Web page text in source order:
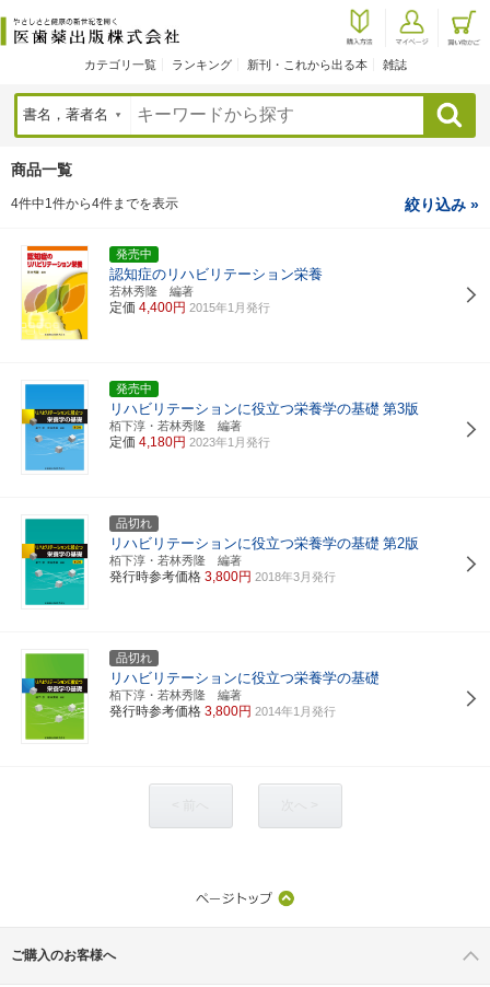
カテゴリ一覧 ランキング 新刊・これから出る本 雑誌
検索
商品一覧
4件中1件から4件までを表示 絞り込み »
発売中
認知症のリハビリテーション栄養
若林秀隆 編著
定価 4,400円 2015年1月発行
発売中
リハビリテーションに役立つ栄養学の基礎 第3版
栢下淳・若林秀隆 編著
定価 4,180円 2023年1月発行
品切れ
リハビリテーションに役立つ栄養学の基礎 第2版
栢下淳・若林秀隆 編著
発行時参考価格 3,800円 2018年3月発行
品切れ
リハビリテーションに役立つ栄養学の基礎
栢下淳・若林秀隆 編著
発行時参考価格 3,800円 2014年1月発行
ご購入のお客様へ